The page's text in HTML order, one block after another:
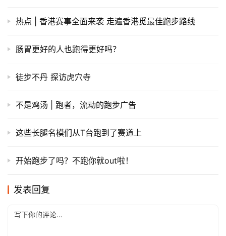
热点 | 香港赛事全面来袭 走遍香港觅最佳跑步路线
肠胃更好的人也跑得更好吗？
徒步不丹 探访虎穴寺
不是鸡汤 | 跑者，流动的跑步广告
这些长腿名模们从T台跑到了赛道上
开始跑步了吗？不跑你就out啦！
发表回复